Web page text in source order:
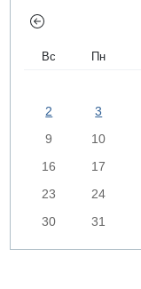
Вс Пн
2
3
9
10
16
17
23
24
30
31